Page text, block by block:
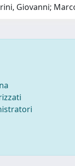
Giovanni;